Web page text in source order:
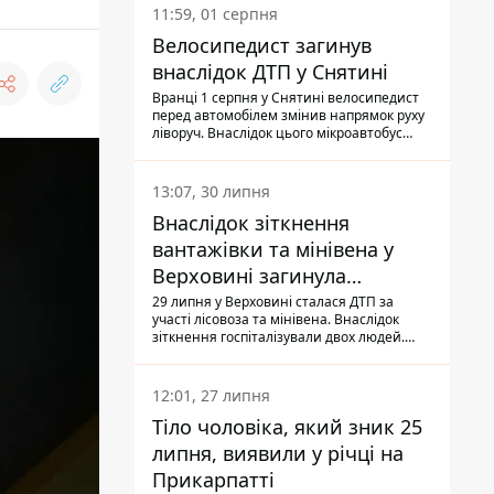
11:59, 01 серпня
Велосипедист загинув
внаслідок ДТП у Снятині
Вранці 1 серпня у Снятині велосипедист
перед автомобілем змінив напрямок руху
ліворуч. Внаслідок цього мікроавтобус
13:07, 30 липня
Внаслідок зіткнення
вантажівки та мінівена у
Верховині загинула
пасажирка, водійка - у
лікарні
29 липня у Верховині сталася ДТП за
участі лісовоза та мінівена. Внаслідок
зіткнення госпіталізували двох людей.
Також травми отримала водійка
автомобіля.
12:01, 27 липня
Тіло чоловіка, який зник 25
липня, виявили у річці на
Прикарпатті